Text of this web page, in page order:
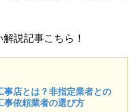
説記事こちら！
事店とは？非指定業者との
事依頼業者の選び方